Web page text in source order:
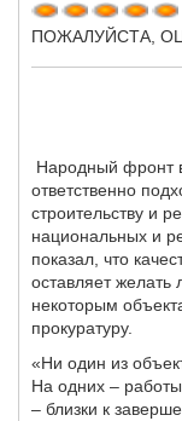
ПОЖАЛУЙСТА,
Народный фронт
ответственно
строительству и
национальных и
показал, что
оставляет
некоторым
прокуратуру.
«Ни один из
На одних –
– близки к